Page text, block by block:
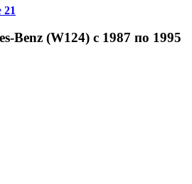
21
Benz (W124) с 1987 по 1995